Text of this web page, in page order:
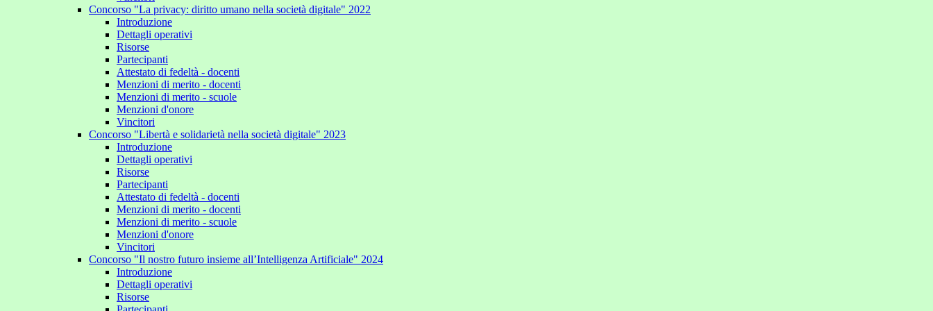
Concorso "La privacy: diritto umano nella società digitale" 2022
Introduzione
Dettagli operativi
Risorse
Partecipanti
Attestato di fedeltà - docenti
Menzioni di merito - docenti
Menzioni di merito - scuole
Menzioni d'onore
Vincitori
Concorso "Libertà e solidarietà nella società digitale" 2023
Introduzione
Dettagli operativi
Risorse
Partecipanti
Attestato di fedeltà - docenti
Menzioni di merito - docenti
Menzioni di merito - scuole
Menzioni d'onore
Vincitori
Concorso "Il nostro futuro insieme all’Intelligenza Artificiale" 2024
Introduzione
Dettagli operativi
Risorse